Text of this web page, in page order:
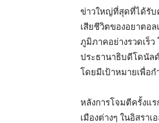
ข่าวใหญ่ที่สุดที่ได้รับ
เสียชีวิตของอยาตอ
ภูมิภาคอย่างรวดเร็
ประธานาธิบดีโดนัล
โดยมีเป้าหมายเพื่อ
หลังการโจมตีครั้งแ
เมืองต่างๆ ในอิสรา